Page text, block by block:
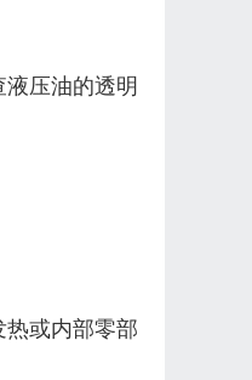
压油的透明
或内部零部